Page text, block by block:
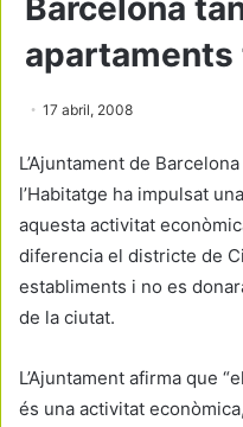
Barcelona
17 abril, 2008
L’Ajuntament de
l’Habitatge ha impulsat
aquesta activitat
diferencia el districte de
establiments i no es
de la ciutat.
L’Ajuntament afirma que
és una activitat